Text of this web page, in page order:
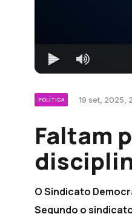
POLÍTICA 19 set, 2025,
Faltam
O Sindicato
Segundo o